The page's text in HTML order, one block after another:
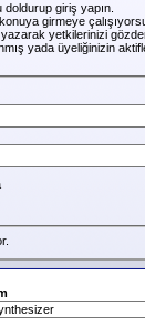
giriş yapın.
girmeye
yetkilerinizi
yada üyeliğinizin